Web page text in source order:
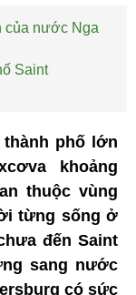
của nước Nga
Saint
phố lớn
khoảng
thuộc vùng
từng sống ở
đến Saint
sang nước
có sức